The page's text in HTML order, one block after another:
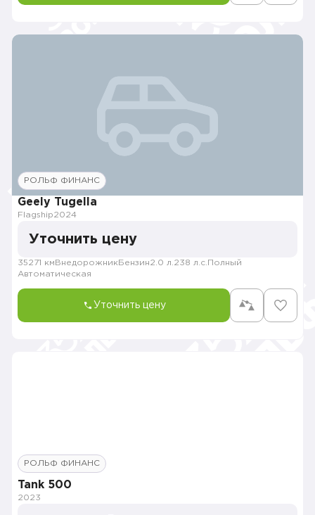
РОЛЬФ ФИНАНС
Geely Tugella
Flagship2024
Уточнить цену
35271 км ВнедорожникБензин2.0 л.238 л.с. Полный
Автоматическая
Уточнить цену
РОЛЬФ ФИНАНС
Tank 500
2023